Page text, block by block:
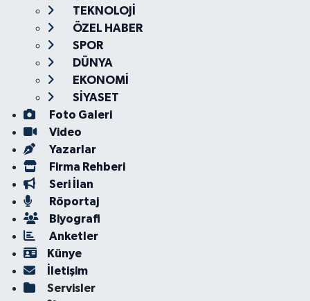
TEKNOLOJİ
ÖZEL HABER
SPOR
DÜNYA
EKONOMİ
SİYASET
Foto Galeri
Video
Yazarlar
Firma Rehberi
Seri İlan
Röportaj
Biyografi
Anketler
Künye
İletişim
Servisler